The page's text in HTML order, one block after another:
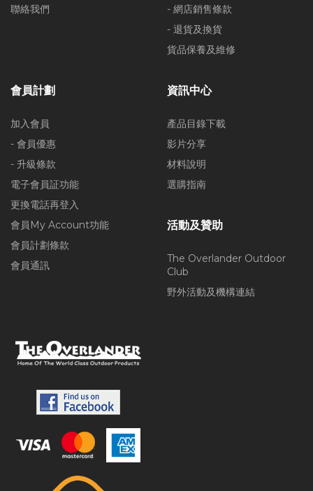
聯絡我們
- 網店銷售條款
- 退貨及換貨
貨品保養及維修
會員計劃
加入會員
- 會員優惠
- 升級條款
電子會員証功能
更換電話再登入
會員My Account功能
會員計劃條款
會員通訊
資訊中心
產品目錄下載
影片分享
材料說明
選購指南
活動及贊助
The Overlander Outdoor
Club
野外活動及機構連結